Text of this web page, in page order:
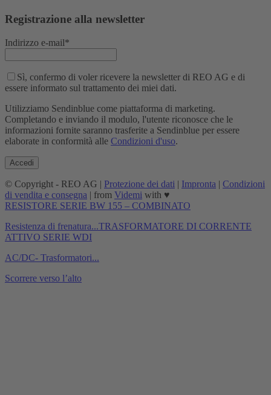
Registrazione alla newsletter
Indirizzo e-mail*
Sì, confermo di voler ricevere la newsletter di REO AG e di
essere informato sul trattamento dei miei dati.
Utilizziamo Sendinblue come piattaforma di marketing.
Completando e inviando il modulo, l'utente riconosce che le
informazioni fornite saranno trasferite a Sendinblue per essere
elaborate in conformità alle Condizioni d'uso.
© Copyright - REO AG | Protezione dei dati | Impronta | Condizioni
di vendita e consegna | from Videmi with ♥︎
RESISTORE SERIE BW 155 – COMBINATO
Resistenza di frenatura...TRASFORMATORE DI CORRENTE
ATTIVO SERIE WDI
AC/DC- Trasformatori...
Scorrere verso l’alto